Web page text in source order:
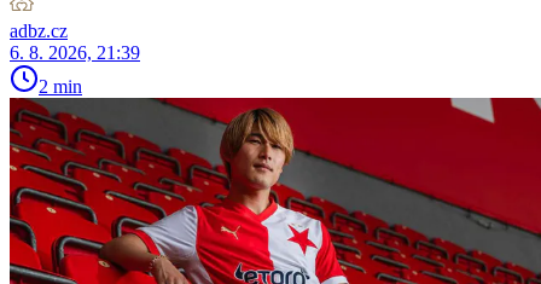
adbz.cz
6. 8. 2026, 21:39
2 min